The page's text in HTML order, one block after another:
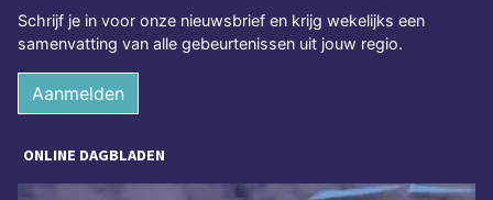
Schrijf je in voor onze nieuwsbrief en krijg wekelijks een
samenvatting van alle gebeurtenissen uit jouw regio.
Aanmelden
ONLINE DAGBLADEN